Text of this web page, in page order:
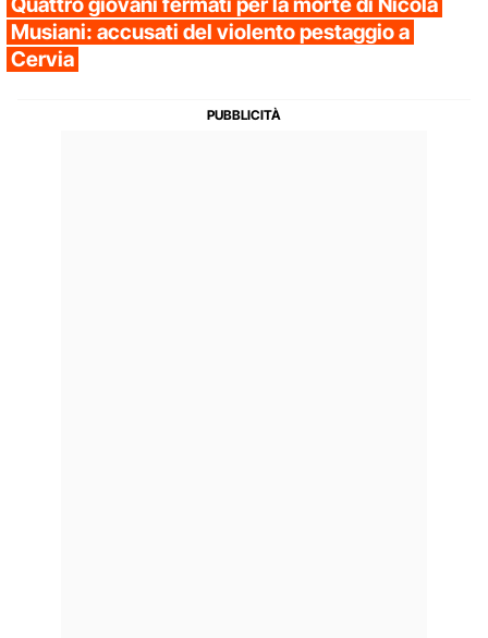
Musiani: accusati del violento pestaggio a
Cervia